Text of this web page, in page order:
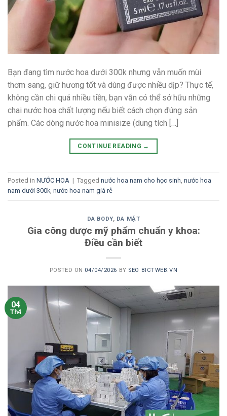
Bạn đang tìm nước hoa dưới 300k nhưng vẫn muốn mùi
thơm sang, giữ hương tốt và dùng được nhiều dịp? Thực tế,
không cần chi quá nhiều tiền, bạn vẫn có thể sở hữu những
chai nước hoa chất lượng nếu biết cách chọn đúng sản
phẩm. Các dòng nước hoa minisize (dung tích […]
CONTINUE READING →
Posted in NƯỚC HOA | Tagged nước hoa nam cho học sinh, nước hoa
nam dưới 300k, nước hoa nam giá rẻ
DA BODY, DA MẶT
Gia công dược mỹ phẩm chuẩn y khoa:
Điều cần biết
POSTED ON 04/04/2026 BY SEO BICTWEB.VN
04
Th4